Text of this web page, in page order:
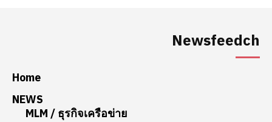
Newsfeedch
Home
NEWS
MLM / ธุรกิจเครือข่าย